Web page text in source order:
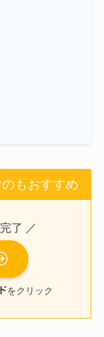
もおすすめ
了 ／
をクリック